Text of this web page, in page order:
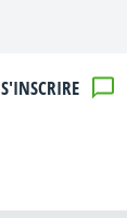
S'INSCRIRE